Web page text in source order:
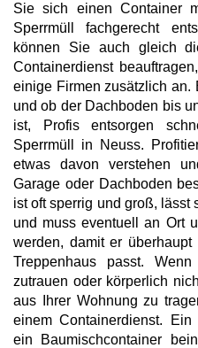
Sie sich einen Container
Sperrmüll fachgerecht
können Sie auch gleich
Containerdienst
einige Firmen zusätzlich an.
und ob der Dachboden bis
ist, Profis entsorgen
Sperrmüll in Neuss.
etwas davon verstehen
Garage oder Dachboden
ist oft sperrig und groß, lässt
und muss eventuell an Ort
werden, damit er
Treppenhaus passt.
zutrauen oder körperlich
aus Ihrer Wohnung zu
einem Containerdienst.
ein Baumischcontainer